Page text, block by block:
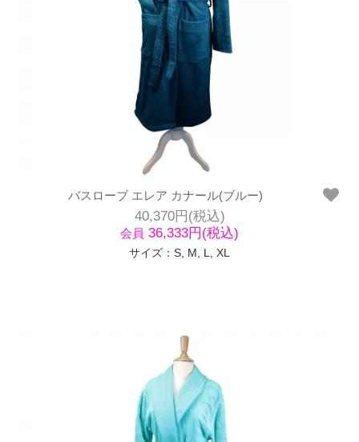
バスローブ エレア カナール(ブルー)
40,370円(税込)
会員 36,333円(税込)
サイズ：S, M, L, XL